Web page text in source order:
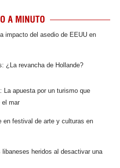
A MINUTO
impacto del asedio de EEUU en
¿La revancha de Hollande?
La apuesta por un turismo que
el mar
en festival de arte y culturas en
libaneses heridos al desactivar una